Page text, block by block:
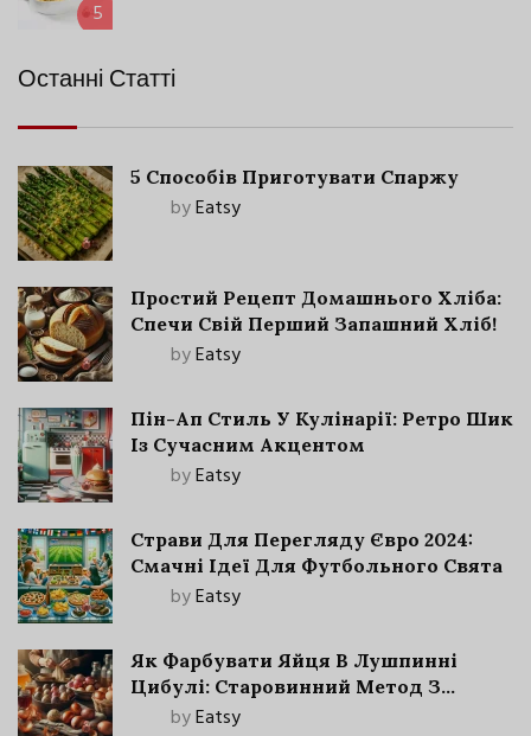
5
Останні Статті
5 Способів Приготувати Спаржу
byEatsy
Простий Рецепт Домашнього Хліба:
Спечи Свій Перший Запашний Хліб!
byEatsy
Пін-Ап Стиль У Кулінарії: Ретро Шик
Із Сучасним Акцентом
byEatsy
Страви Для Перегляду Євро 2024:
Смачні Ідеї Для Футбольного Свята
byEatsy
Як Фарбувати Яйця В Лушпинні
Цибулі: Старовинний Метод З
Сучасними Нюансами
byEatsy